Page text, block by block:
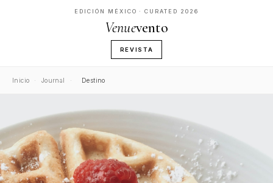
EDICIÓN MÉXICO · CURATED 2026
Venuevento
REVISTA
Inicio · Journal · Destino